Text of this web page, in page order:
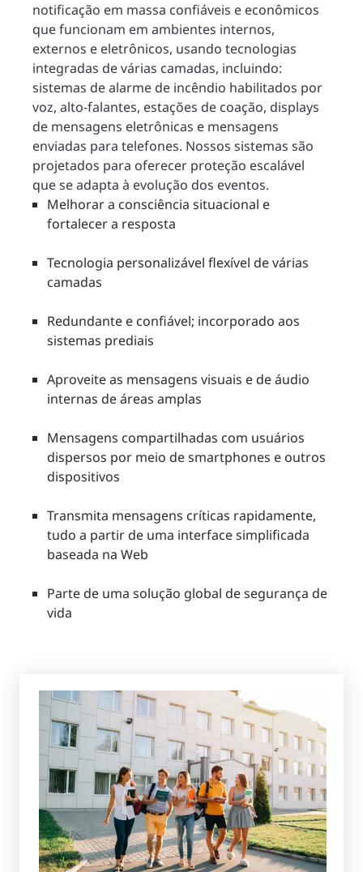
notificação em massa confiáveis e econômicos
que funcionam em ambientes internos,
externos e eletrônicos, usando tecnologias
integradas de várias camadas, incluindo:
sistemas de alarme de incêndio habilitados por
voz, alto-falantes, estações de coação, displays
de mensagens eletrônicas e mensagens
enviadas para telefones. Nossos sistemas são
projetados para oferecer proteção escalável
que se adapta à evolução dos eventos.
Melhorar a consciência situacional e
fortalecer a resposta
Tecnologia personalizável flexível de várias
camadas
Redundante e confiável; incorporado aos
sistemas prediais
Aproveite as mensagens visuais e de áudio
internas de áreas amplas
Mensagens compartilhadas com usuários
dispersos por meio de smartphones e outros
dispositivos
Transmita mensagens críticas rapidamente,
tudo a partir de uma interface simplificada
baseada na Web
Parte de uma solução global de segurança de
vida